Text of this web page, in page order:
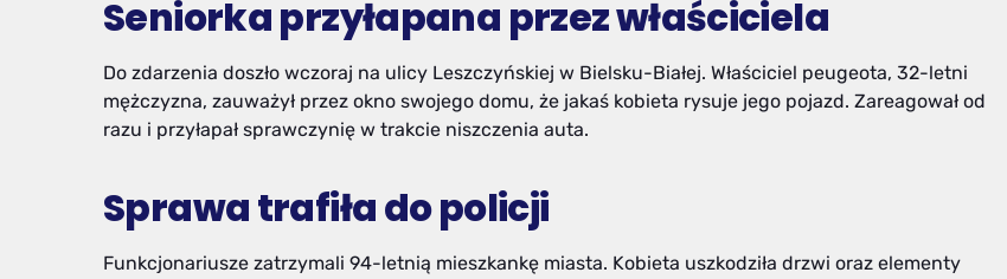
Seniorka przyłapana przez właściciela
Do zdarzenia doszło wczoraj na ulicy Leszczyńskiej w Bielsku-Białej. Właściciel peugeota, 32-letni
mężczyzna, zauważył przez okno swojego domu, że jakaś kobieta rysuje jego pojazd. Zareagował od
razu i przyłapał sprawczynię w trakcie niszczenia auta.
Sprawa trafiła do policji
Funkcjonariusze zatrzymali 94-letnią mieszkankę miasta. Kobieta uszkodziła drzwi oraz elementy